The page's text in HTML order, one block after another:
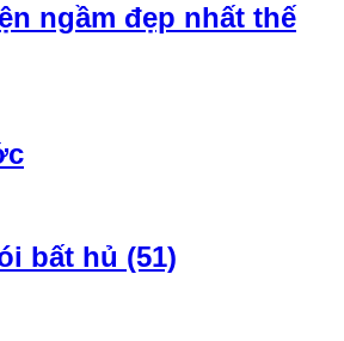
ngầm đẹp nhất thế
bất hủ (51)